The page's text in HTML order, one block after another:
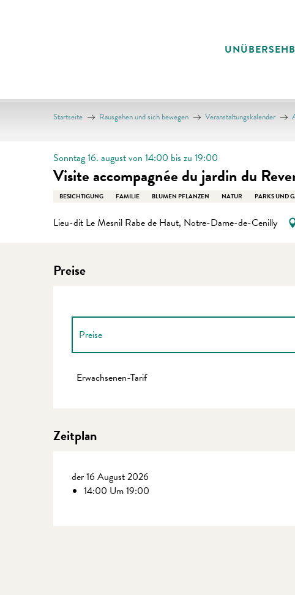
Startseite Rausgehen und sich bewegen Veranstaltungskalender
Sonntag 16. august von 14:00 bis zu 19:00
Visite accompagnée du jardin du
BESICHTIGUNG FAMILIE BLUMEN PFLANZEN NATUR PARKS UND
Lieu-dit Le Mesnil Rabe de Haut, Notre-Dame-de-Cenilly
Preise
Preise
Preise 2027
Erwachsenen-Tarif
Zeitplan
der 16 August 2026
14:00 Um 19:00